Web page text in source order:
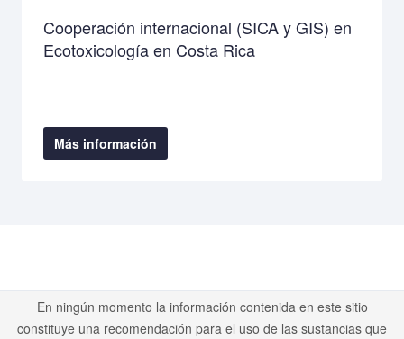
Cooperación internacional (SICA y GIS) en
Ecotoxicología en Costa Rica
Más información
En ningún momento la información contenida en este sitio
constituye una recomendación para el uso de las sustancias que